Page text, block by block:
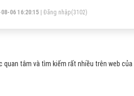
sao giới trẻ ngày càng yêu
06 16:20:15 Đăng nhập(3102)
quan tâm và tìm kiếm rất nhiều trên web